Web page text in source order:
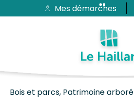
Aide et accessibilité
Passer au menu
Passer au contenuMes démarches
Bois et parcs, Patrimoine arboré